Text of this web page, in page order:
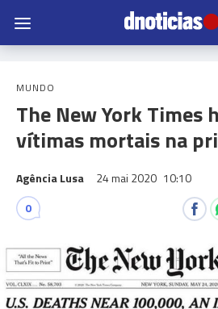
MUNDO
The New York Times
vítimas mortais na
Agência Lusa 24 mai 2020 10:10
0